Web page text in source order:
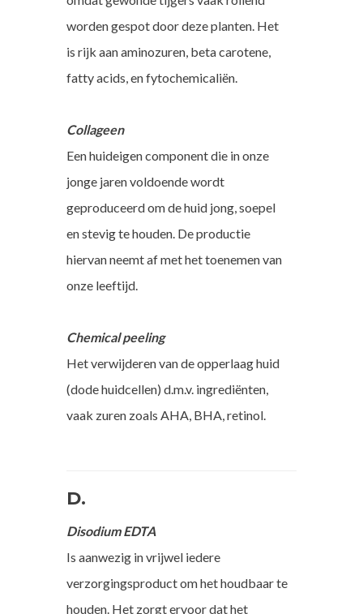
worden gespot door deze planten. Het
is rijk aan aminozuren, beta carotene,
fatty acids, en fytochemicaliën.
Collageen
Een huideigen component die in onze
jonge jaren voldoende wordt
geproduceerd om de huid jong, soepel
en stevig te houden. De productie
hiervan neemt af met het toenemen van
onze leeftijd.
Chemical peeling
Het verwijderen van de opperlaag huid
(dode huidcellen) d.m.v. ingrediënten,
vaak zuren zoals AHA, BHA, retinol.
D.
Disodium EDTA
Is aanwezig in vrijwel iedere
verzorgingsproduct om het houdbaar te
houden. Het zorgt ervoor dat het